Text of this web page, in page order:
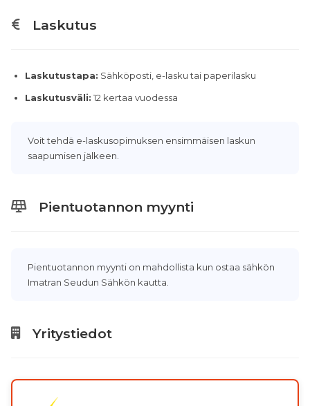
Laskutus
Laskutustapa: Sähköposti, e-lasku tai paperilasku
Laskutusväli: 12 kertaa vuodessa
Voit tehdä e-laskusopimuksen ensimmäisen laskun
saapumisen jälkeen.
Pientuotannon myynti
Pientuotannon myynti on mahdollista kun ostaa sähkön
Imatran Seudun Sähkön kautta.
Yritystiedot